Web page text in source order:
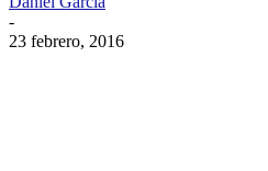
-
23 febrero, 2016